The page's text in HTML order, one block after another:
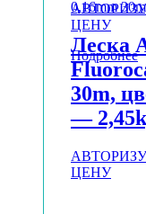
ЦЕНУ
Подробнее
Леска
30m,
—
ЦЕНУ